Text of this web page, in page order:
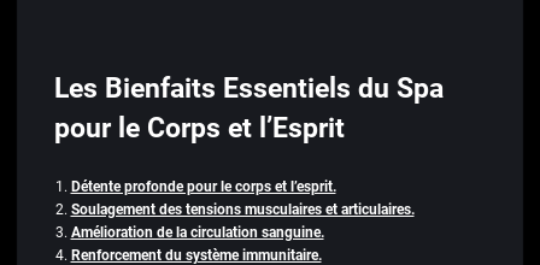
Les Bienfaits Essentiels du Spa
pour le Corps et l’Esprit
Détente profonde pour le corps et l’esprit.
Soulagement des tensions musculaires et articulaires.
Amélioration de la circulation sanguine.
Renforcement du système immunitaire.